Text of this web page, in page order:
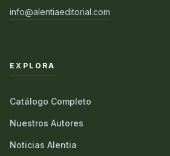
info@alentiaeditorial.com
EXPLORA
Catálogo Completo
Nuestros Autores
Noticias Alentia